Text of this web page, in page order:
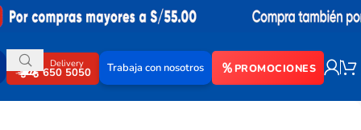
Delivery
650 5050 Trabaja con nosotros PROMOCIONES